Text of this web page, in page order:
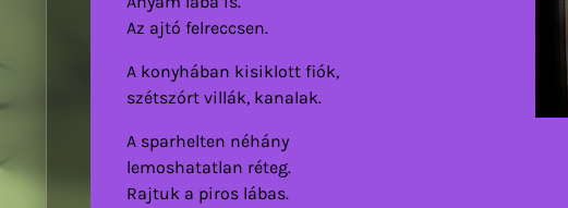
Az ajtó felreccsen.
A konyhában kisiklott fiók,
szétszórt villák, kanalak.
A sparhelten néhány
lemoshatatlan réteg.
Rajtuk a piros lábas.